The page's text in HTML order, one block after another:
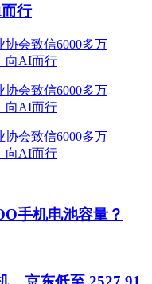
行
手机电池容量？